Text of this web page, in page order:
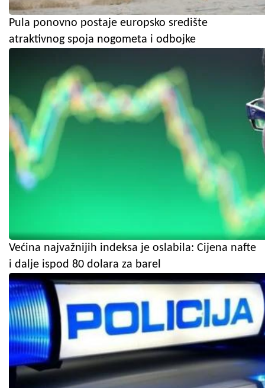
Pula ponovno postaje europsko središte
atraktivnog spoja nogometa i odbojke
Većina najvažnijih indeksa je oslabila: Cijena nafte
i dalje ispod 80 dolara za barel